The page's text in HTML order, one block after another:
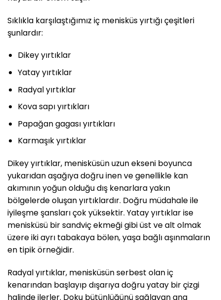
Sıklıkla karşılaştığımız iç menisküs yırtığı çeşitleri
şunlardır:
Dikey yırtıklar
Yatay yırtıklar
Radyal yırtıklar
Kova sapı yırtıkları
Papağan gagası yırtıkları
Karmaşık yırtıklar
Dikey yırtıklar, menisküsün uzun ekseni boyunca
yukarıdan aşağıya doğru inen ve genellikle kan
akımının yoğun olduğu dış kenarlara yakın
bölgelerde oluşan yırtıklardır. Doğru müdahale ile
iyileşme şansları çok yüksektir. Yatay yırtıklar ise
menisküsü bir sandviç ekmeği gibi üst ve alt olmak
üzere iki ayrı tabakaya bölen, yaşa bağlı aşınmaların
en tipik örneğidir.
Radyal yırtıklar, menisküsün serbest olan iç
kenarından başlayıp dışarıya doğru yatay bir çizgi
halinde ilerler. Doku bütünlüğünü sağlayan ana